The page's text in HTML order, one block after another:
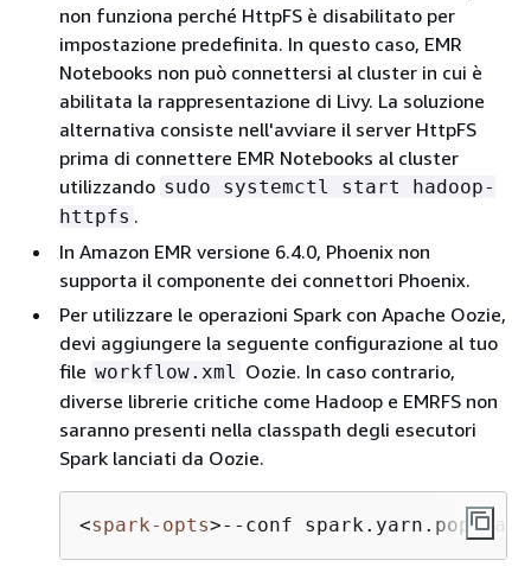
non funziona perché HttpFS è disabilitato per
impostazione predefinita. In questo caso, EMR
Notebooks non può connettersi al cluster in cui è
abilitata la rappresentazione di Livy. La soluzione
alternativa consiste nell'avviare il server HttpFS
prima di connettere EMR Notebooks al cluster
utilizzando sudo systemctl start hadoop-
httpfs .
In Amazon EMR versione 6.4.0, Phoenix non
supporta il componente dei connettori Phoenix.
Per utilizzare le operazioni Spark con Apache Oozie,
devi aggiungere la seguente configurazione al tuo
file workflow.xml Oozie. In caso contrario,
diverse librerie critiche come Hadoop e EMRFS non
saranno presenti nella classpath degli esecutori
Spark lanciati da Oozie.
<spark-opts>--conf